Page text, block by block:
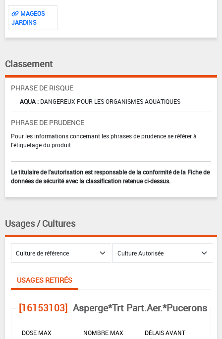
MAGEOS
JARDINS
Classement
PHRASE DE RISQUE
AQUA : DANGEREUX POUR LES ORGANISMES AQUATIQUES
PHRASE DE PRUDENCE
Pour les informations concernant les phrases de prudence se référer à
l'étiquetage du produit.
Le titulaire de l'autorisation est responsable de la conformité de la Fiche de
données de sécurité avec la classification retenue ci-dessus.
Usages / Cultures
USAGES RETIRÉS
[16153103] Asperge*Trt Part.Aer.*Pucerons
DOSE MAX
NOMBRE MAX
DÉLAIS AVANT